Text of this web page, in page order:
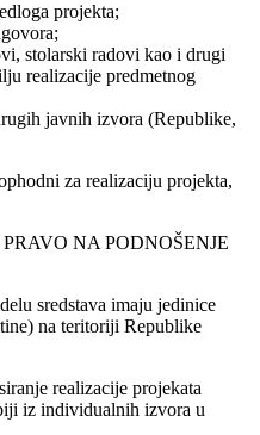
projekta;
stolarski radovi kao i drugi
realizacije predmetnog
javnih izvora (Republike,
za realizaciju projekta,
NA PODNOŠENJE
sredstava imaju jedinice
na teritoriji Republike
realizacije projekata
iz individualnih izvora u